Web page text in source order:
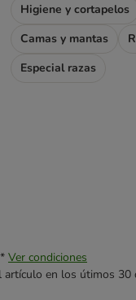
Higiene y cortapelos
Camas y mantas
Especial razas
Ver condiciones
artículo en los útimos 30